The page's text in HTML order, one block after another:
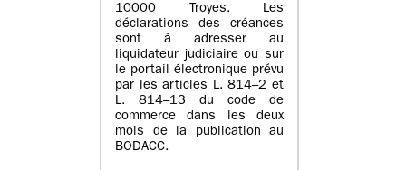
10000 Troyes. Les
déclarations des créances
sont à adresser au
liquidateur judiciaire ou sur
le portail électronique prévu
par les articles L. 814–2 et
L. 814–13 du code de
commerce dans les deux
mois de la publication au
BODACC.